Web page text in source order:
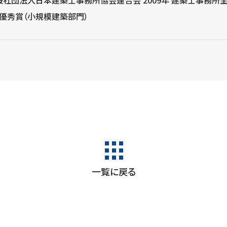
秀賞（小規模建築部門）
一覧に戻る